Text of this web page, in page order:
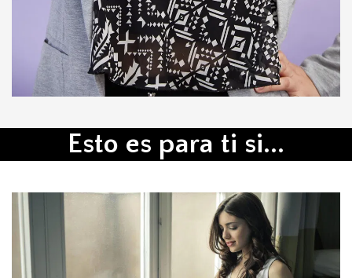
Esto es para ti si...